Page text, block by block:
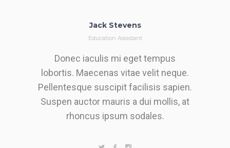
Jack Stevens
Education Assistant
Donec iaculis mi eget tempus
lobortis. Maecenas vitae velit neque.
Pellentesque suscipit facilisis sapien.
Suspen auctor mauris a dui mollis, at
rhoncus ipsum sodales.